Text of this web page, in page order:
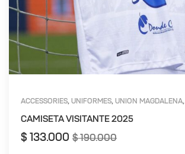
ACCESSORIES, UNIFORMES, UNION MAGDALENA,
CAMISETA VISITANTE 2025
$190.000
$ 133.000